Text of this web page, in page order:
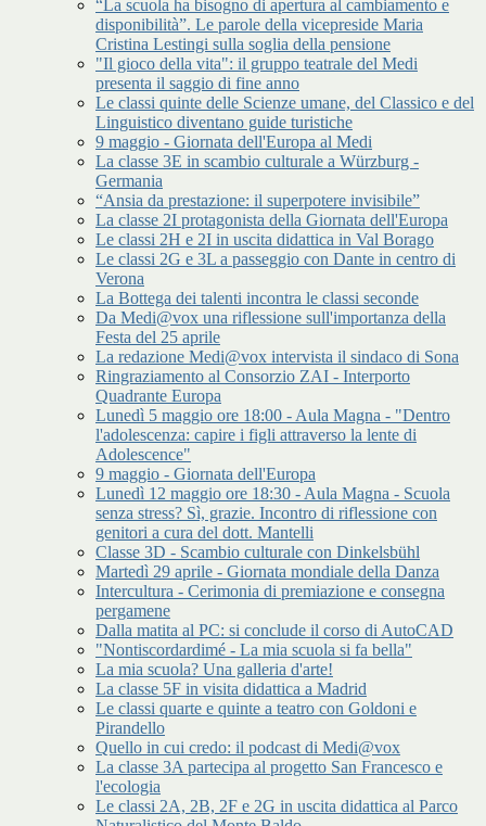
“La scuola ha bisogno di apertura al cambiamento e
disponibilità”. Le parole della vicepreside Maria
Cristina Lestingi sulla soglia della pensione
"Il gioco della vita": il gruppo teatrale del Medi
presenta il saggio di fine anno
Le classi quinte delle Scienze umane, del Classico e del
Linguistico diventano guide turistiche
9 maggio - Giornata dell'Europa al Medi
La classe 3E in scambio culturale a Würzburg -
Germania
“Ansia da prestazione: il superpotere invisibile”
La classe 2I protagonista della Giornata dell'Europa
Le classi 2H e 2I in uscita didattica in Val Borago
Le classi 2G e 3L a passeggio con Dante in centro di
Verona
La Bottega dei talenti incontra le classi seconde
Da Medi@vox una riflessione sull'importanza della
Festa del 25 aprile
La redazione Medi@vox intervista il sindaco di Sona
Ringraziamento al Consorzio ZAI - Interporto
Quadrante Europa
Lunedì 5 maggio ore 18:00 - Aula Magna - "Dentro
l'adolescenza: capire i figli attraverso la lente di
Adolescence"
9 maggio - Giornata dell'Europa
Lunedì 12 maggio ore 18:30 - Aula Magna - Scuola
senza stress? Sì, grazie. Incontro di riflessione con
genitori a cura del dott. Mantelli
Classe 3D - Scambio culturale con Dinkelsbühl
Martedì 29 aprile - Giornata mondiale della Danza
Intercultura - Cerimonia di premiazione e consegna
pergamene
Dalla matita al PC: si conclude il corso di AutoCAD
"Nontiscordardimé - La mia scuola si fa bella"
La mia scuola? Una galleria d'arte!
La classe 5F in visita didattica a Madrid
Le classi quarte e quinte a teatro con Goldoni e
Pirandello
Quello in cui credo: il podcast di Medi@vox
La classe 3A partecipa al progetto San Francesco e
l'ecologia
Le classi 2A, 2B, 2F e 2G in uscita didattica al Parco